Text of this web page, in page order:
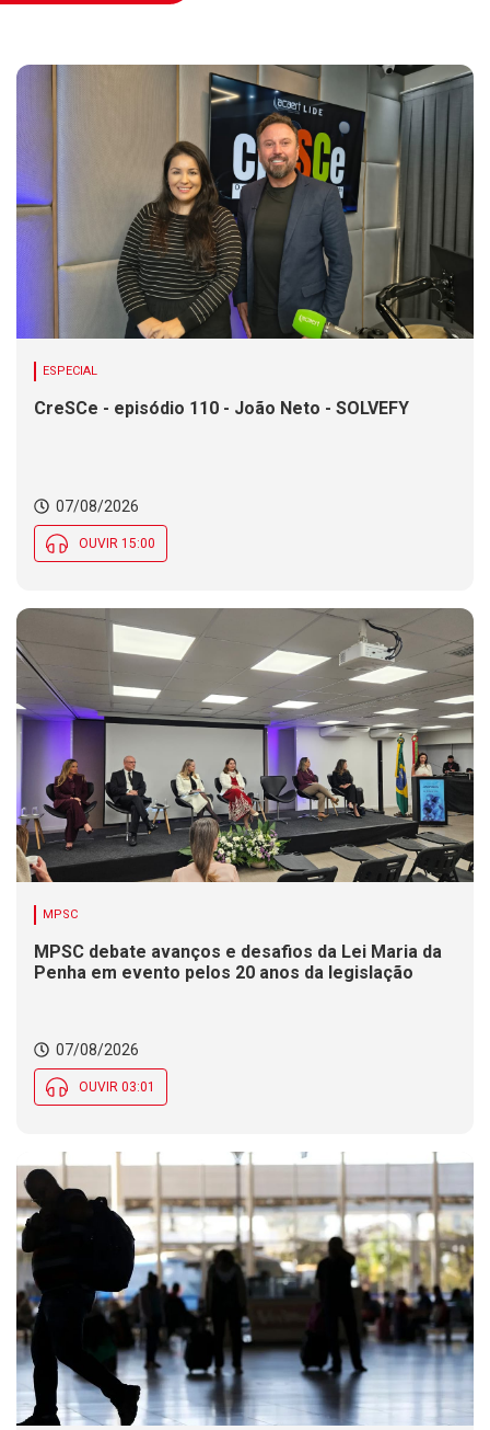
ESPECIAL
CreSCe - episódio 110 - João Neto - SOLVEFY
07/08/2026
OUVIR 15:00
MPSC
MPSC debate avanços e desafios da Lei Maria da
Penha em evento pelos 20 anos da legislação
07/08/2026
OUVIR 03:01